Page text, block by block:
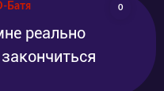
Батя 0
реально